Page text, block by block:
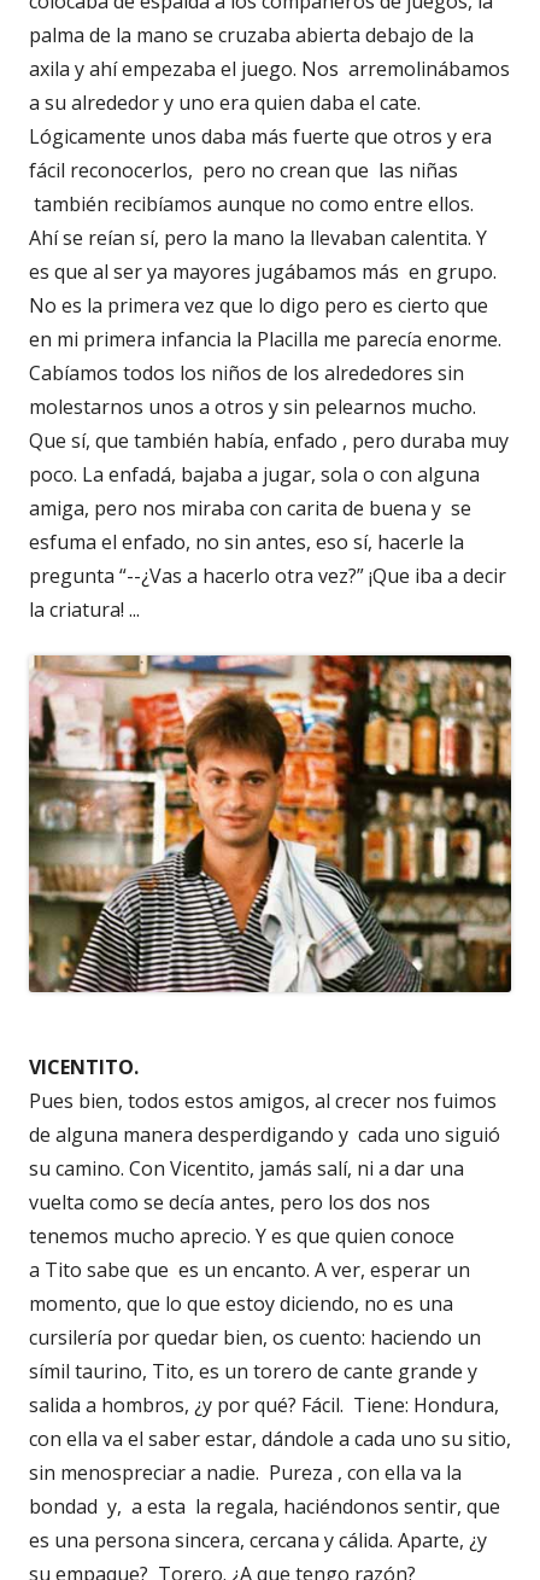
palma de la mano se cruzaba abierta debajo de la
axila y ahí empezaba el juego. Nos arremolinábamos
a su alrededor y uno era quien daba el cate.
Lógicamente unos daba más fuerte que otros y era
fácil reconocerlos, pero no crean que las niñas
también recibíamos aunque no como entre ellos.
Ahí se reían sí, pero la mano la llevaban calentita. Y
es que al ser ya mayores jugábamos más en grupo.
No es la primera vez que lo digo pero es cierto que
en mi primera infancia la Placilla me parecía enorme.
Cabíamos todos los niños de los alrededores sin
molestarnos unos a otros y sin pelearnos mucho.
Que sí, que también había, enfado , pero duraba muy
poco. La enfadá, bajaba a jugar, sola o con alguna
amiga, pero nos miraba con carita de buena y se
esfuma el enfado, no sin antes, eso sí, hacerle la
pregunta “--¿Vas a hacerlo otra vez?” ¡Que iba a decir
la criatura! ...
VICENTITO.
Pues bien, todos estos amigos, al crecer nos fuimos
de alguna manera desperdigando y cada uno siguió
su camino. Con Vicentito, jamás salí, ni a dar una
vuelta como se decía antes, pero los dos nos
tenemos mucho aprecio. Y es que quien conoce
a Tito sabe que es un encanto. A ver, esperar un
momento, que lo que estoy diciendo, no es una
cursilería por quedar bien, os cuento: haciendo un
símil taurino, Tito, es un torero de cante grande y
salida a hombros, ¿y por qué? Fácil. Tiene: Hondura,
con ella va el saber estar, dándole a cada uno su sitio,
sin menospreciar a nadie. Pureza , con ella va la
bondad y, a esta la regala, haciéndonos sentir, que
es una persona sincera, cercana y cálida. Aparte, ¿y
su empaque? Torero. ¿A que tengo razón?